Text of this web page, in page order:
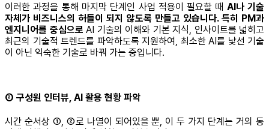
이러한 과정을 통해 마지막 단계인 사업 적용이 필요할 때 AI나 기술
자체가 비즈니스의 허들이 되지 않도록 만들고 있습니다. 특히 PM과
엔지니어를 중심으로 AI 기술의 이해와 기본 지식, 인사이트를 넓히고
최근의 기술적 트렌드를 파악하도록 지원하여, 최소한 AI를 낯선 기술
이 아닌 익숙한 기술로 바꿔 가는 중입니다.
② 구성원 인터뷰, AI 활용 현황 파악
시간 순서상 ①, ②로 나열이 되어있을 뿐, 이 두 가지 단계는 거의 동